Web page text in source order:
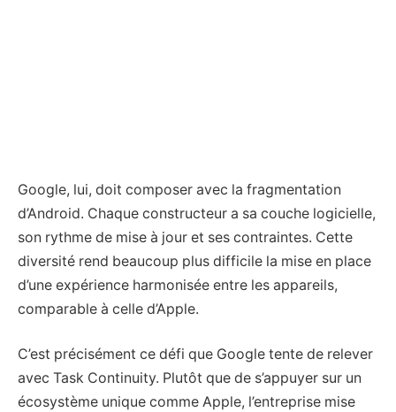
Google, lui, doit composer avec la fragmentation
d’Android. Chaque constructeur a sa couche logicielle,
son rythme de mise à jour et ses contraintes. Cette
diversité rend beaucoup plus difficile la mise en place
d’une expérience harmonisée entre les appareils,
comparable à celle d’Apple.
C’est précisément ce défi que Google tente de relever
avec Task Continuity. Plutôt que de s’appuyer sur un
écosystème unique comme Apple, l’entreprise mise